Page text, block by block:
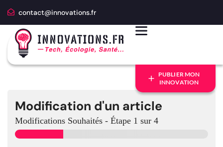
contact@innovations.fr
PUBLIER MON
INNOVATION
Modification d'un article
Modifications Souhaités - Étape 1 sur 4